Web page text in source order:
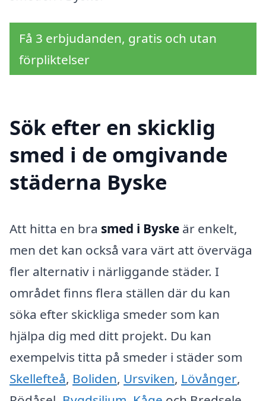
Få 3 erbjudanden, gratis och utan
förpliktelser
Sök efter en skicklig
smed i de omgivande
städerna Byske
Att hitta en bra smed i Byske är enkelt,
men det kan också vara värt att överväga
fler alternativ i närliggande städer. I
området finns flera ställen där du kan
söka efter skickliga smeder som kan
hjälpa dig med ditt projekt. Du kan
exempelvis titta på smeder i städer som
Skellefteå, Boliden, Ursviken, Lövånger,